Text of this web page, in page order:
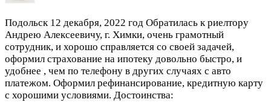
Подольск 12 декабря, 2022 год Обратилась к риелтору
Андрею Алексеевичу, г. Химки, очень грамотный
сотрудник, и хорошо справляется со своей задачей,
оформил страхование на ипотеку довольно быстро, и
удобнее , чем по телефону в других случаях с авто
платежом. Оформил рефинансирование, кредитную карту
с хорошими условиями. Достоинства: